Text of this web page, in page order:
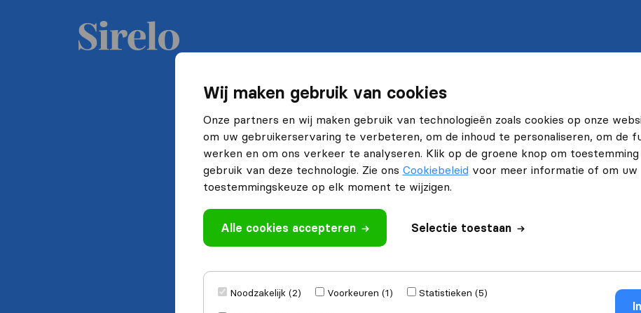
Wij maken gebruik van cookies
Onze partners en wij maken gebruik van technologieën zoals cookies op onze
om uw gebruikerservaring te verbeteren, om de inhoud te personaliseren, om de
werken en om ons verkeer te analyseren. Klik op de groene knop om
gebruik van deze technologie. Zie ons Cookiebeleid voor meer informatie of om uw
toestemmingskeuze op elk moment te wijzigen.
Alle cookies accepteren Selectie toestaan
Noodzakelijk (2) Voorkeuren (1)
Statistieken (5)